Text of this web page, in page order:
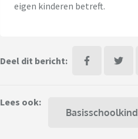
eigen kinderen betreft.
Deel dit bericht:
Lees ook:
Basisschoolkind